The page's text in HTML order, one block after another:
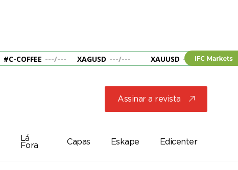
#C-COFFEE ---/--- XAGUSD ---/--- XAUUSD --- ---
Assinar a revista j
Lá
Fora
Capas Eskape Edicenter